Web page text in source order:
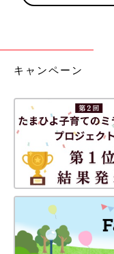
キャンペーン